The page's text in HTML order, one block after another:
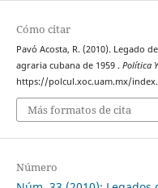
Cómo citar
Pavó Acosta, R. (2010). Legado
agraria cubana de 1959 . Política
https://polcul.xoc.uam.mx/
Más formatos de cita
Número